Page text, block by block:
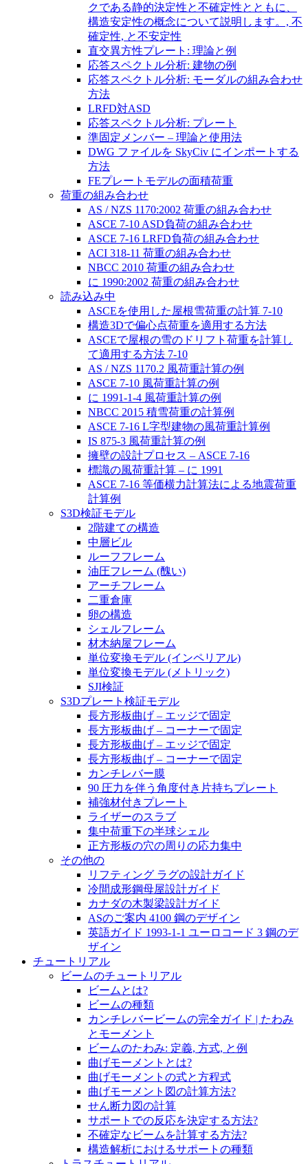
クである静的決定性と不確定性とともに、
構造安定性の概念について説明します。, 不
確定性, と不安定性
直交異方性プレート: 理論と例
応答スペクトル分析: 建物の例
応答スペクトル分析: モーダルの組み合わせ
方法
LRFD対ASD
応答スペクトル分析: プレート
準固定メンバー – 理論と使用法
DWG ファイルを SkyCiv にインポートする
方法
FEプレートモデルの面積荷重
荷重の組み合わせ
AS / NZS 1170:2002 荷重の組み合わせ
ASCE 7-10 ASD負荷の組み合わせ
ASCE 7-16 LRFD負荷の組み合わせ
ACI 318-11 荷重の組み合わせ
NBCC 2010 荷重の組み合わせ
に 1990:2002 荷重の組み合わせ
読み込み中
ASCEを使用した屋根雪荷重の計算 7-10
構造3Dで偏心点荷重を適用する方法
ASCEで屋根の雪のドリフト荷重を計算し
て適用する方法 7-10
AS / NZS 1170.2 風荷重計算の例
ASCE 7-10 風荷重計算の例
に 1991-1-4 風荷重計算の例
NBCC 2015 積雪荷重の計算例
ASCE 7-16 L字型建物の風荷重計算例
IS 875-3 風荷重計算の例
擁壁の設計プロセス – ASCE 7-16
標識の風荷重計算 – に 1991
ASCE 7-16 等価横力計算法による地震荷重
計算例
S3D検証モデル
2階建ての構造
中層ビル
ルーフフレーム
油圧フレーム (醜い)
アーチフレーム
二重倉庫
卵の構造
シェルフレーム
材木納屋フレーム
単位変換モデル (インペリアル)
単位変換モデル (メトリック)
SJI検証
S3Dプレート検証モデル
長方形板曲げ – エッジで固定
長方形板曲げ – コーナーで固定
長方形板曲げ – エッジで固定
長方形板曲げ – コーナーで固定
カンチレバー膜
90 圧力を伴う角度付き片持ちプレート
補強材付きプレート
ライザーのスラブ
集中荷重下の半球シェル
正方形板の穴の周りの応力集中
その他の
リフティング ラグの設計ガイド
冷間成形鋼母屋設計ガイド
カナダの木製梁設計ガイド
ASのご案内 4100 鋼のデザイン
英語ガイド 1993-1-1 ユーロコード 3 鋼のデ
ザイン
チュートリアル
ビームのチュートリアル
ビームとは?
ビームの種類
カンチレバービームの完全ガイド | たわみ
とモーメント
ビームのたわみ: 定義, 方式, と例
曲げモーメントとは?
曲げモーメントの式と方程式
曲げモーメント図の計算方法?
せん断力図の計算
サポートでの反応を決定する方法?
不確定なビームを計算する方法?
構造解析におけるサポートの種類